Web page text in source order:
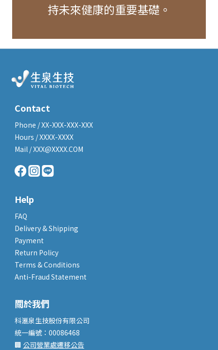
持未來健康的重要基礎。
Contact
Phone / XX-XXX-XXX-XXX
Hours / XXXX-XXXX
Mail / XXX@XXXX.COM
Help
FAQ
Delivery & Shipping
Payment
Return Policy
Terms & Conditions
Anti-Fraud Statement
關於我們
科滙泉生技股份有限公司
統一編號：00086468
🏢 公司營業處遷移公告